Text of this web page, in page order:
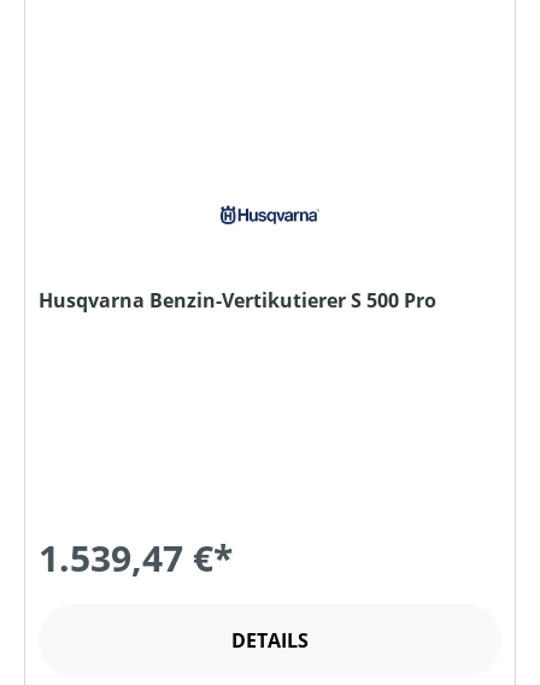
Husqvarna Benzin-Vertikutierer S 500 Pro
1.539,47 €*
DETAILS